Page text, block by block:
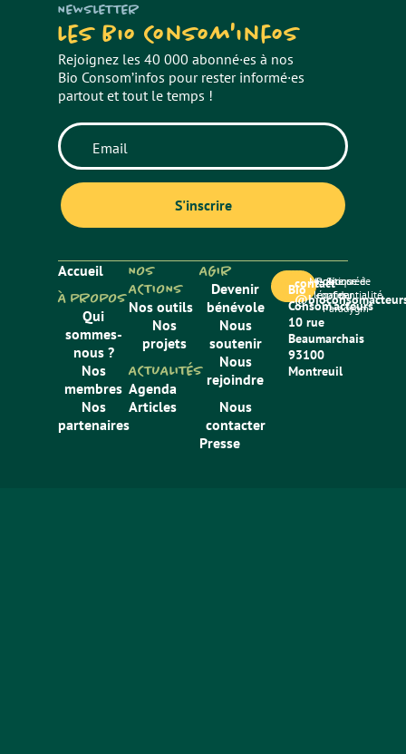
NEWSLETTER
Les Bio Consom'infos
Rejoignez les 40 000 abonné·es à nos
Bio Consom’infos pour rester informé·es
partout et tout le temps !
Accueil
À PROPOS
Qui
sommes-
nous ?
Nos
membres
Nos
partenaires
NOS
ACTIONS
Nos outils
Nos
projets
ACTUALITÉS
Agenda
Articles
AGIR
Devenir
bénévole
Nous
soutenir
Nous
rejoindre
Nous
contacter
Presse
Bio
Consom’acteurs
10 rue
Beaumarchais
93100
Montreuil
contact
Mentions
légales
Politique de
confidentialité
Site créé
par
Paradygm